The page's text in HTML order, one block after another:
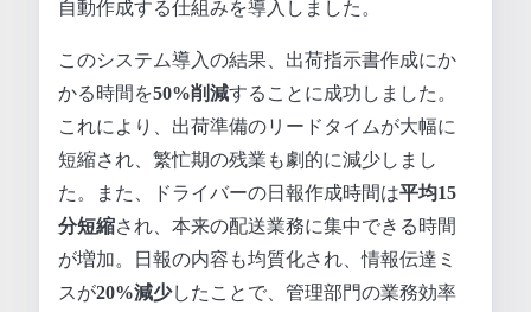
自動作成する仕組みを導入しました。
このシステム導入の結果、出荷指示書作成にか
かる時間を50%削減することに成功しました。
これにより、出荷準備のリードタイムが大幅に
短縮され、繁忙期の残業も劇的に減少しまし
た。また、ドライバーの日報作成時間は平均15
分短縮され、本来の配送業務に集中できる時間
が増加。日報の内容も均質化され、情報伝達ミ
スが20%減少したことで、管理部門の業務効率